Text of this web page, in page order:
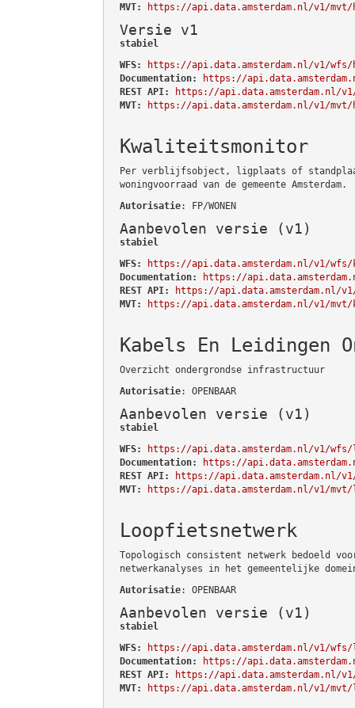
MVT:
https://api.data.amsterdam.nl/v1/
Versie v1
stabiel
WFS:
https://api.data.amsterdam.nl/v1/
Documentation:
https://
REST API:
https://api.data.amsterdam.nl/
MVT:
https://api.data.amsterdam.nl/v1/
Kwaliteitsmonitor
Per verblijfsobject, ligplaats of
woningvoorraad van de gemeente Amsterdam.
Autorisatie: FP/WONEN
Aanbevolen versie (v1)
stabiel
WFS:
https://api.data.amsterdam.nl/v1/
Documentation:
https://
REST API:
https://api.data.amsterdam.nl/
MVT:
https://api.data.amsterdam.nl/v1/
Kabels En Leidingen
Overzicht ondergrondse infrastructuur
Autorisatie: OPENBAAR
Aanbevolen versie (v1)
stabiel
WFS:
https://api.data.amsterdam.nl/v1/
Documentation:
https://
REST API:
https://api.data.amsterdam.nl/
MVT:
https://api.data.amsterdam.nl/v1/
Loopfietsnetwerk
Topologisch consistent netwerk bedoeld
netwerkanalyses in het gemeentelijke
Autorisatie: OPENBAAR
Aanbevolen versie (v1)
stabiel
WFS:
https://api.data.amsterdam.nl/v1/
Documentation:
https://
REST API:
https://api.data.amsterdam.nl/
MVT:
https://api.data.amsterdam.nl/v1/